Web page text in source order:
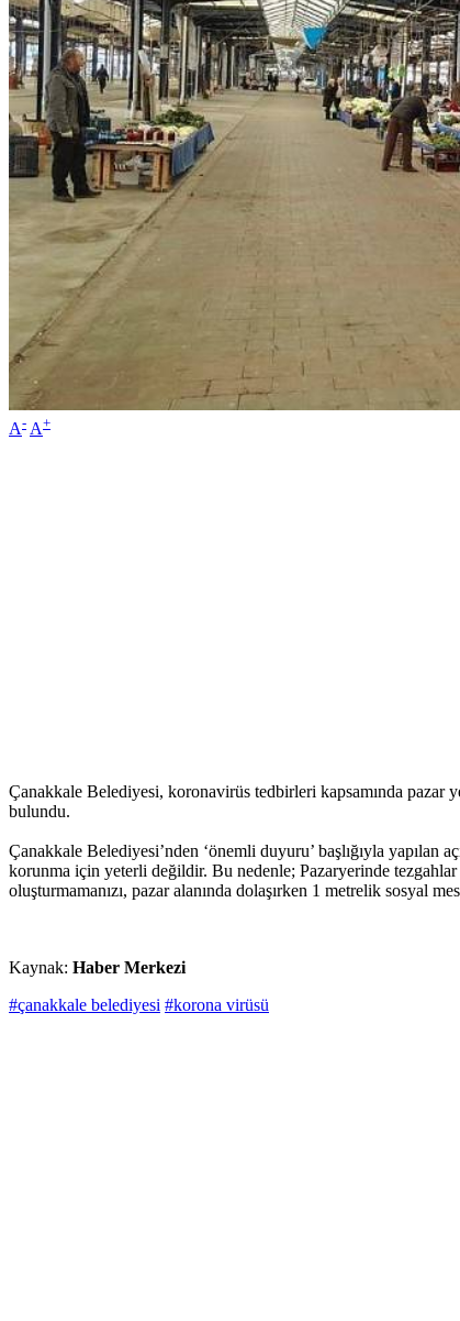
A- A+
Çanakkale Belediyesi, koronavirüs tedbirleri kapsamında pazar
bulundu.
Çanakkale Belediyesi’nden ‘önemli duyuru’ başlığıyla
korunma için yeterli değildir. Bu nedenle; Pazaryerinde tezgahlar
oluşturmamanızı, pazar alanında dolaşırken 1 metrelik sosyal
Kaynak: Haber Merkezi
#çanakkale belediyesi #korona virüsü